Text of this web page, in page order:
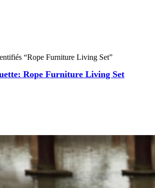
Nous
“Rope Furniture Living Set”
Rope Furniture Living Set